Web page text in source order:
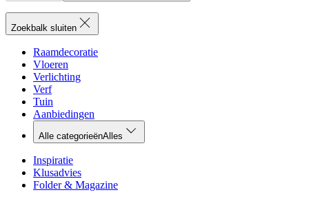
Zoekbalk sluiten
Raamdecoratie
Vloeren
Verlichting
Verf
Tuin
Aanbiedingen
Alle categorieënAlles
Inspiratie
Klusadvies
Folder & Magazine